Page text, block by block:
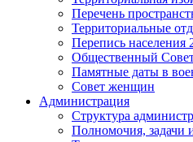
Перечень
Территориальные
Перепись населения
Общественный
Памятные даты в
Совет женщин
Администрация
Структура
Полномочия, задачи